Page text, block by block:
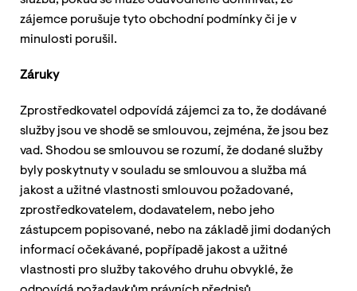
zájemce porušuje tyto obchodní podmínky či je v
minulosti porušil.
Záruky
Zprostředkovatel odpovídá zájemci za to, že dodávané
služby jsou ve shodě se smlouvou, zejména, že jsou bez
vad. Shodou se smlouvou se rozumí, že dodané služby
byly poskytnuty v souladu se smlouvou a služba má
jakost a užitné vlastnosti smlouvou požadované,
zprostředkovatelem, dodavatelem, nebo jeho
zástupcem popisované, nebo na základě jimi dodaných
informací očekávané, popřípadě jakost a užitné
vlastnosti pro služby takového druhu obvyklé, že